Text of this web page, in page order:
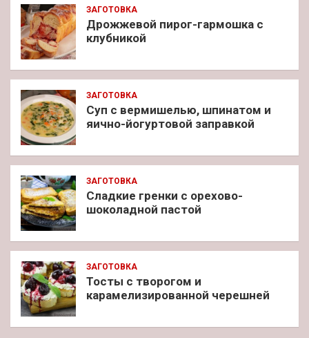
ЗАГОТОВКА
Дрожжевой пирог-гармошка с
клубникой
ЗАГОТОВКА
Суп с вермишелью, шпинатом и
яично-йогуртовой заправкой
ЗАГОТОВКА
Сладкие гренки с орехово-
шоколадной пастой
ЗАГОТОВКА
Тосты с творогом и
карамелизированной черешней